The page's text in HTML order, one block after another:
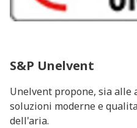
S&P Unelvent
Unelvent propone, sia alle
soluzioni moderne e
dell'aria.